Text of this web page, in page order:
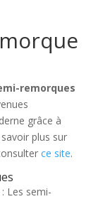
remorques
grâce à
plus sur
ce site.
: Les semi-